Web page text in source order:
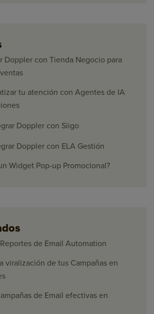
Doppler con Tienda Negocio para
tu atención con Agentes de IA
Doppler con Siigo
Doppler con ELA Gestión
Widget Pop-up Promocional?
de Email Automation
viralización de tus Campañas en
de Email efectivas en